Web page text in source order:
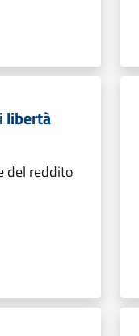
libertà
del reddito